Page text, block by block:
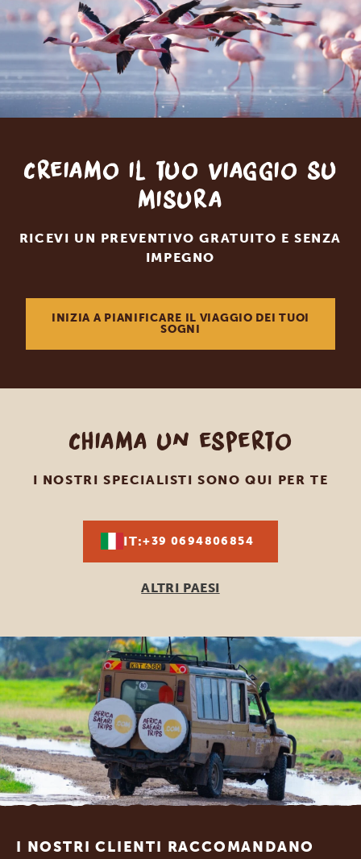
Creiamo il tuo viaggio su
misura
RICEVI UN PREVENTIVO GRATUITO E SENZA
IMPEGNO
INIZIA A PIANIFICARE IL VIAGGIO DEI TUOI
SOGNI
Chiama un esperto
I NOSTRI SPECIALISTI SONO QUI PER TE
IT:+39 0694806854
ALTRI PAESI
Footer
I NOSTRI CLIENTI RACCOMANDANO